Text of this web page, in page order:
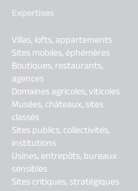
Expertises
Villas, lofts, appartements
Sites mobiles, éphémères
Boutiques, restaurants,
agences
Domaines agricoles, viticoles
Musées, châteaux, sites
classés
Sites publics, collectivités,
institutions
Usines, entrepôts, bureaux
sensibles
Sites critiques, stratégiques